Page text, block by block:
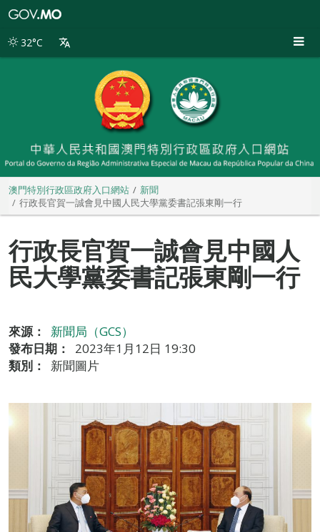
別
32°C
澳門特別行政區政府入口網站
新聞
行政長官賀一誠會見中國人民大學黨委書記張東剛一行
行政長官賀一誠會見中國人
民大學黨委書記張東剛一行
來源：
新聞局（GCS）
發布日期：
2023年1月12日 19:30
類別：
新聞圖片